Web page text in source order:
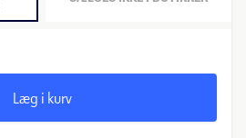
Læg i kurv